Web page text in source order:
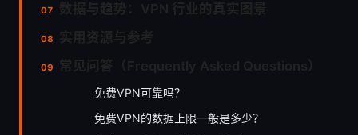
免费VPN可靠吗？
免费VPN的数据上限一般是多少？